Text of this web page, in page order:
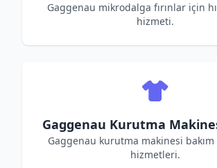
Gaggenau mikrodalga fırınlar için
hizmeti.
Gaggenau Kurutma
Gaggenau kurutma makinesi bakım
hizmetleri.